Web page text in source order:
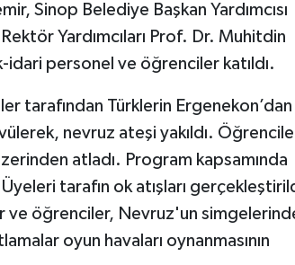
Sinop Belediye Başkan Yardımcısı
Yardımcıları Prof. Dr. Muhitdin
idari personel ve öğrenciler katıldı.
tarafından Türklerin Ergenekon’dan
nevruz ateşi yakıldı.
atladı. Program kapsamında
tarafın ok atışları
ve öğrenciler, Nevruz'un
oyun havaları oynanmasının